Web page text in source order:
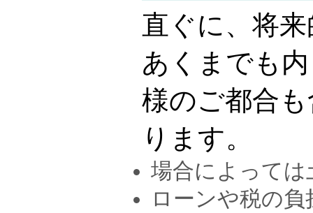
直ぐに、将
あくまでも
様のご都合
ります。
場合によって
ローンや税の